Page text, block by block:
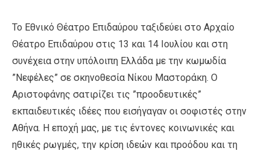
Το Εθνικό Θέατρο Επιδαύρου ταξιδεύει στο Αρχαίο
Θέατρο Επιδαύρου στις 13 και 14 Ιουλίου και στη
συνέχεια στην υπόλοιπη Ελλάδα με την κωμωδία
”Νεφέλες” σε σκηνοθεσία Νίκου Μαστοράκη. Ο
Αριστοφάνης σατιρίζει τις ”προοδευτικές”
εκπαιδευτικές ιδέες που εισήγαγαν οι σοφιστές στην
Αθήνα. Η εποχή μας, με τις έντονες κοινωνικές και
ηθικές ρωγμές, την κρίση ιδεών και προόδου και τη